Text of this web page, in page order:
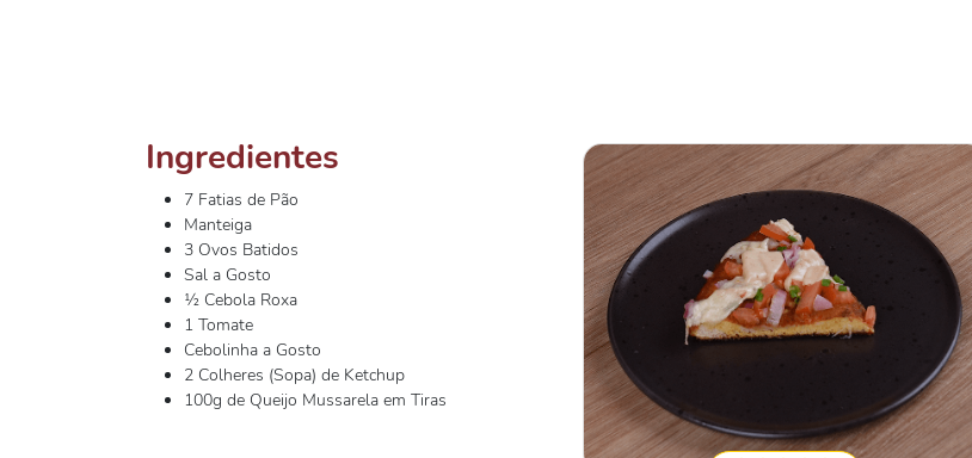
Ingredientes
7 Fatias de Pão
Manteiga
3 Ovos Batidos
Sal a Gosto
½ Cebola Roxa
1 Tomate
Cebolinha a Gosto
2 Colheres (Sopa) de Ketchup
100g de Queijo Mussarela em Tiras